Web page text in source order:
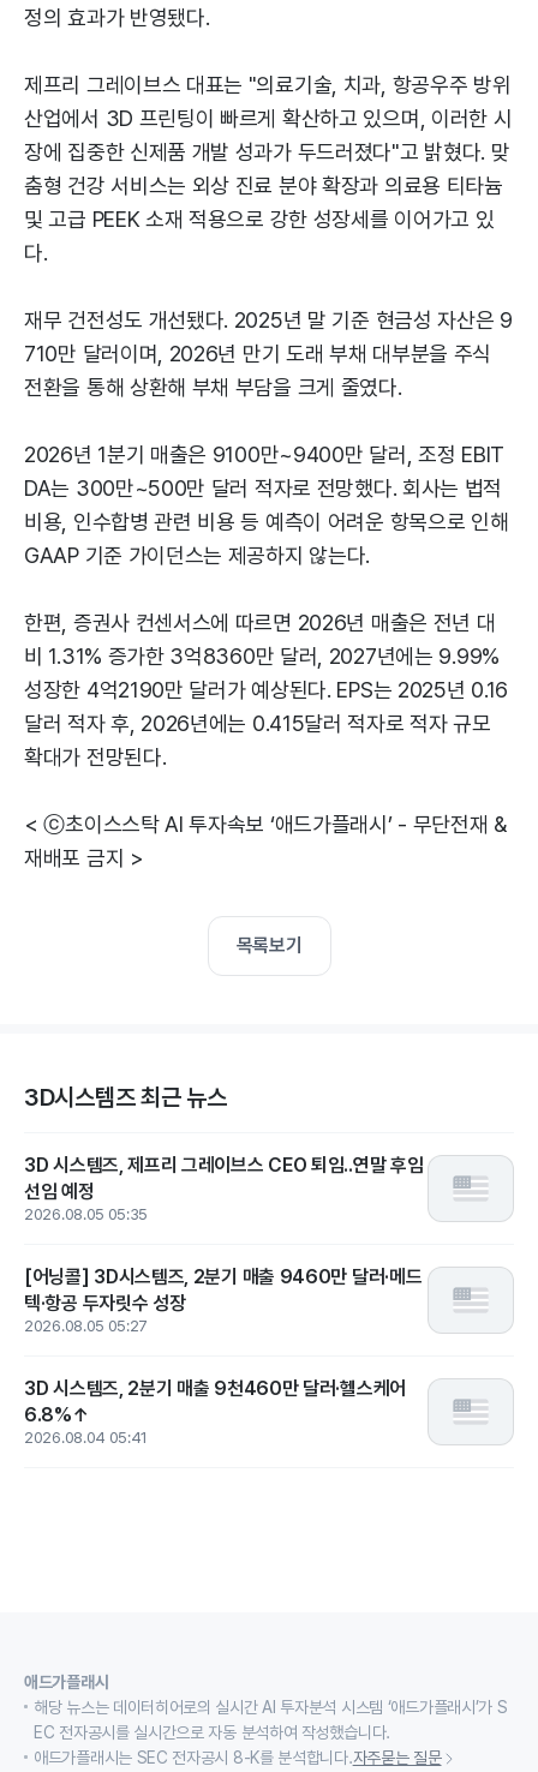
정의 효과가 반영됐다.
제프리 그레이브스 대표는 "의료기술, 치과, 항공우주 방위
산업에서 3D 프린팅이 빠르게 확산하고 있으며, 이러한 시
장에 집중한 신제품 개발 성과가 두드러졌다"고 밝혔다. 맞
춤형 건강 서비스는 외상 진료 분야 확장과 의료용 티타늄
및 고급 PEEK 소재 적용으로 강한 성장세를 이어가고 있
다.
재무 건전성도 개선됐다. 2025년 말 기준 현금성 자산은 9
710만 달러이며, 2026년 만기 도래 부채 대부분을 주식
전환을 통해 상환해 부채 부담을 크게 줄였다.
2026년 1분기 매출은 9100만~9400만 달러, 조정 EBIT
DA는 300만~500만 달러 적자로 전망했다. 회사는 법적
비용, 인수합병 관련 비용 등 예측이 어려운 항목으로 인해
GAAP 기준 가이던스는 제공하지 않는다.
한편, 증권사 컨센서스에 따르면 2026년 매출은 전년 대
비 1.31% 증가한 3억8360만 달러, 2027년에는 9.99%
성장한 4억2190만 달러가 예상된다. EPS는 2025년 0.16
달러 적자 후, 2026년에는 0.415달러 적자로 적자 규모
확대가 전망된다.
< ⓒ초이스스탁 AI 투자속보 ‘애드가플래시’ - 무단전재 &
재배포 금지 >
목록보기
3D시스템즈 최근 뉴스
3D 시스템즈, 제프리 그레이브스 CEO 퇴임..연말 후임
선임 예정
2026.08.05 05:35
[어닝콜] 3D시스템즈, 2분기 매출 9460만 달러·메드
텍·항공 두자릿수 성장
2026.08.05 05:27
3D 시스템즈, 2분기 매출 9천460만 달러·헬스케어
6.8%↑
2026.08.04 05:41
애드가플래시
해당 뉴스는 데이터히어로의 실시간 AI 투자분석 시스템 ‘애드가플래시’가 S
EC 전자공시를 실시간으로 자동 분석하여 작성했습니다.
애드가플래시는 SEC 전자공시 8-K를 분석합니다.자주묻는 질문